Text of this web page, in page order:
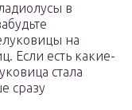
в
на
Если есть какие-
стала
сразу